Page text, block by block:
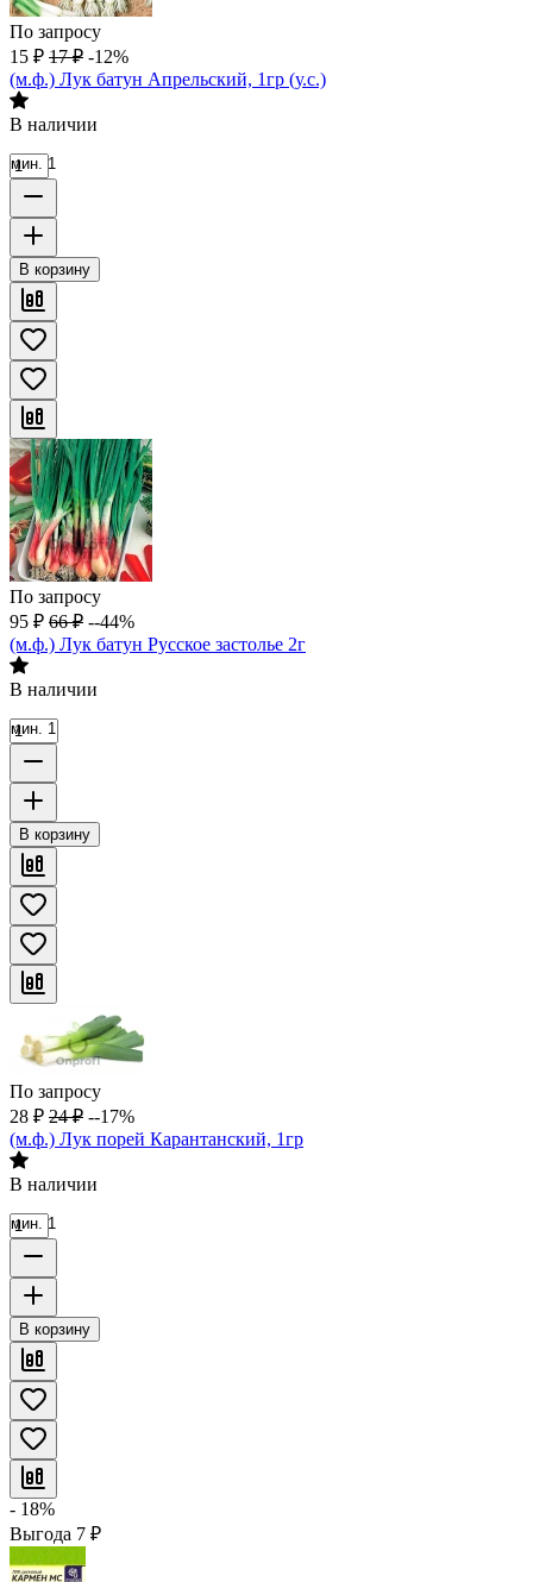
По запросу
15 ₽ 17 ₽ -12%
(м.ф.) Лук батун Апрельский, 1гр (у.с.)
В наличии
мин. 1
В корзину
По запросу
95 ₽ 66 ₽ --44%
(м.ф.) Лук батун Русское застолье 2г
В наличии
мин. 1
В корзину
По запросу
28 ₽ 24 ₽ --17%
(м.ф.) Лук порей Карантанский, 1гр
В наличии
мин. 1
В корзину
- 18%
Выгода 7 ₽